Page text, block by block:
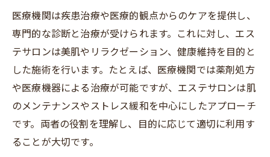
医療機関は疾患治療や医療的観点からのケアを提供し、
専門的な診断と治療が受けられます。これに対し、エス
テサロンは美肌やリラクゼーション、健康維持を目的と
した施術を行います。たとえば、医療機関では薬剤処方
や医療機器による治療が可能ですが、エステサロンは肌
のメンテナンスやストレス緩和を中心にしたアプローチ
です。両者の役割を理解し、目的に応じて適切に利用す
ることが大切です。